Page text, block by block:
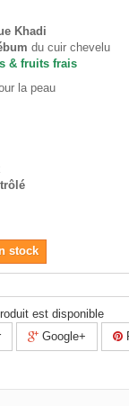
Khadi
du cuir chevelu
& fruits frais
la peau
stock
est disponible
Google+